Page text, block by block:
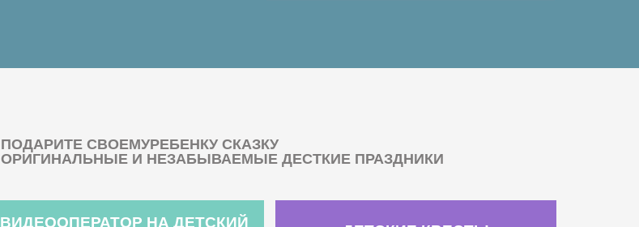
ПОДАРИТЕ СВОЕМУРЕБЕНКУ СКАЗКУ
ОРИГИНАЛЬНЫЕ И НЕЗАБЫВАЕМЫЕ ДЕСТКИЕ ПРАЗДНИКИ
ВИДЕООПЕРАТОР НА ДЕТСКИЙ